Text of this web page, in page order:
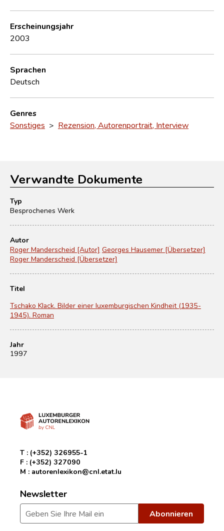
Erscheinungsjahr
2003
Sprachen
Deutsch
Genres
Sonstiges > Rezension, Autorenportrait, Interview
Verwandte Dokumente
Typ
Besprochenes Werk
Autor
Roger Manderscheid [Autor] Georges Hausemer [Übersetzer]
Roger Manderscheid [Übersetzer]
Titel
Tschako Klack. Bilder einer luxemburgischen Kindheit (1935-
1945). Roman
Jahr
1997
T : (+352) 326955-1
F : (+352) 327090
M : autorenlexikon@cnl.etat.lu
Newsletter